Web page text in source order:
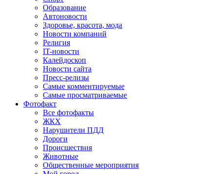
Образование
Автоновости
Здоровье, красота, мода
Новости компаний
Религия
IT-новости
Калейдоскоп
Новости сайта
Пресс-релизы
Самые комментируемые
Самые просматриваемые
Фотофакт
Все фотофакты
ЖКХ
Нарушители ПДД
Дороги
Происшествия
Животные
Общественные мероприятия